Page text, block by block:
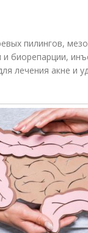
пилингов,
и биорепарции,
лечения акне и